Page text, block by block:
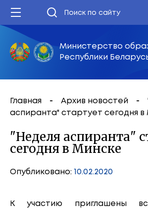
Министерство
Республики
Главная Архив новостей
аспиранта" стартует сегодня в
"Неделя аспиранта"
сегодня в Минске
Опубликовано: 10.02.2020
К участию приглашены